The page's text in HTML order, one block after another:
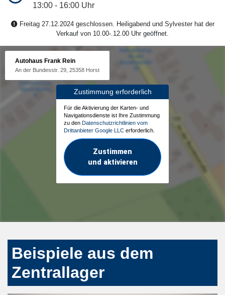
13:00 - 16:00 Uhr
Freitag 27.12.2024 geschlossen. Heiligabend und Sylvester hat der
Verkauf von 10.00-.12.00 Uhr geöffnet.
Autohaus Frank Rein
An der Bundesstr. 29, 25358 Horst
Zustimmung erforderlich
Für die Aktivierung der Karten- und
Navigationsdienste ist Ihre Zustimmung
zu den Datenschutzrichtlinien vom
Drittanbieter Google LLC erforderlich.
Zustimmen
und aktivieren
Beispiele aus dem
Zentrallager